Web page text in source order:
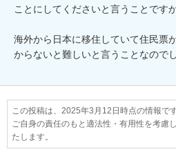
ことにしてくださいと言うことです
海外から日本に移住していて住民票
からないと難しいと言うことなので
この投稿は、2025年3月12日時点の情報です
ご自身の責任のもと適法性・有用性を考慮
たします。